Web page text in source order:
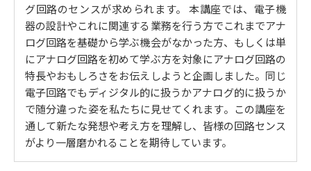
グ回路のセンスが求められます。 本講座では、電子機
器の設計やこれに関連する業務を行う方でこれまでアナ
ログ回路を基礎から学ぶ機会がなかった方、もしくは単
にアナログ回路を初めて学ぶ方を対象にアナログ回路の
特長やおもしろさをお伝えしようと企画しました。同じ
電子回路でもディジタル的に扱うかアナログ的に扱うか
で随分違った姿を私たちに見せてくれます。この講座を
通して新たな発想や考え方を理解し、皆様の回路センス
がより一層磨かれることを期待しています。